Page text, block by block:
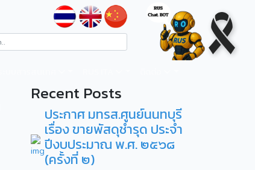
Recent Posts
ประกาศ มทรส.ศูนย์นนทบุรี
เรื่อง ขายพัสดุชำรุด ประจำ
ปีงบประมาณ พ.ศ. ๒๕๖๘
(ครั้งที่ ๒)